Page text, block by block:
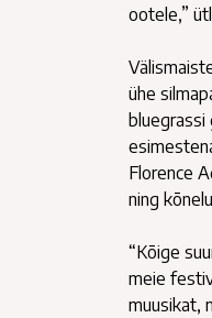
ootele,”
ühe
bluegrassi
Florence
ning
“Kõige
meie
muusikat,